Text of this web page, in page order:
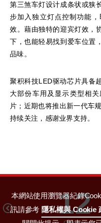
第三煞车灯设计成条状或狭
步加入独立灯点控制功能
效。藉由独特的迎宾灯效，
下，也能轻易找到爱车位置
品味。
聚积科技LED驱动芯片具备
大部份车用及显示类型相
片；近期也将推出新一代车
持续关注，感谢业界支持。
12
本網站使用瀏覽器紀錄
訊請參考 隱私權與 Cookie